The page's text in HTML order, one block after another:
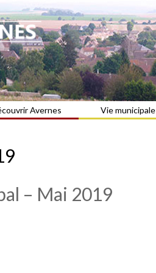
Avernes Vie municipale
– Mai 2019